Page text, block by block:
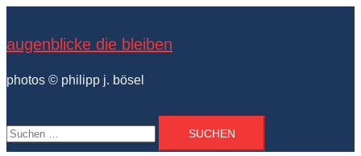
springen
augenblicke die bleiben
photos © philipp j. bösel
Suchen
nach: